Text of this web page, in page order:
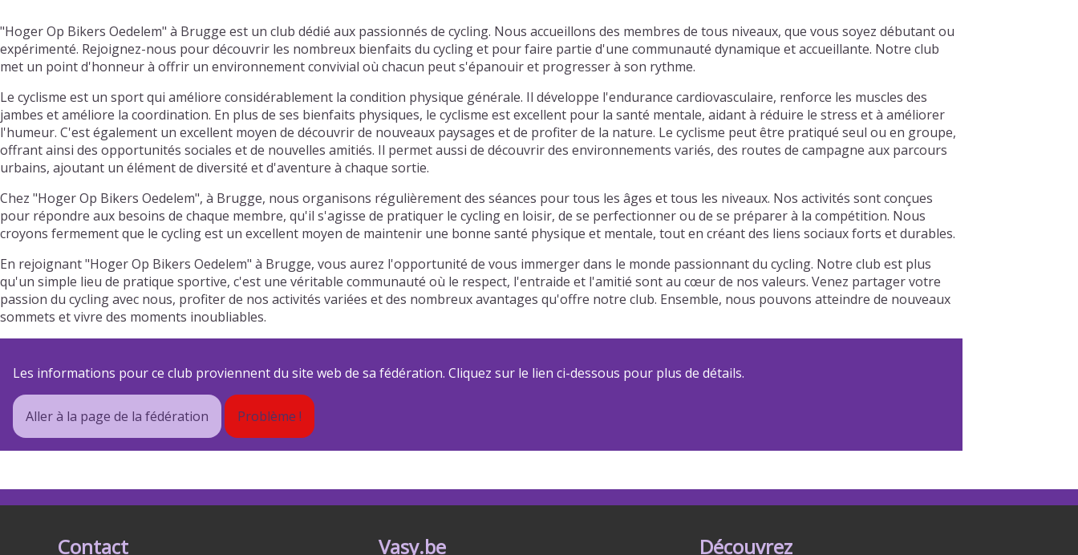
"Hoger Op Bikers Oedelem" à Brugge est un club dédié aux passionnés de cycling. Nous accueillons des membres de tous niveaux, que vous soyez débutant ou
expérimenté. Rejoignez-nous pour découvrir les nombreux bienfaits du cycling et pour faire partie d'une communauté dynamique et accueillante. Notre club
met un point d'honneur à offrir un environnement convivial où chacun peut s'épanouir et progresser à son rythme.
Le cyclisme est un sport qui améliore considérablement la condition physique générale. Il développe l'endurance cardiovasculaire, renforce les muscles des
jambes et améliore la coordination. En plus de ses bienfaits physiques, le cyclisme est excellent pour la santé mentale, aidant à réduire le stress et à améliorer
l'humeur. C'est également un excellent moyen de découvrir de nouveaux paysages et de profiter de la nature. Le cyclisme peut être pratiqué seul ou en groupe,
offrant ainsi des opportunités sociales et de nouvelles amitiés. Il permet aussi de découvrir des environnements variés, des routes de campagne aux parcours
urbains, ajoutant un élément de diversité et d'aventure à chaque sortie.
Chez "Hoger Op Bikers Oedelem", à Brugge, nous organisons régulièrement des séances pour tous les âges et tous les niveaux. Nos activités sont conçues
pour répondre aux besoins de chaque membre, qu'il s'agisse de pratiquer le cycling en loisir, de se perfectionner ou de se préparer à la compétition. Nous
croyons fermement que le cycling est un excellent moyen de maintenir une bonne santé physique et mentale, tout en créant des liens sociaux forts et durables.
En rejoignant "Hoger Op Bikers Oedelem" à Brugge, vous aurez l'opportunité de vous immerger dans le monde passionnant du cycling. Notre club est plus
qu'un simple lieu de pratique sportive, c'est une véritable communauté où le respect, l'entraide et l'amitié sont au cœur de nos valeurs. Venez partager votre
passion du cycling avec nous, profiter de nos activités variées et des nombreux avantages qu'offre notre club. Ensemble, nous pouvons atteindre de nouveaux
sommets et vivre des moments inoubliables.
Les informations pour ce club proviennent du site web de sa fédération. Cliquez sur le lien ci-dessous pour plus de détails.
Aller à la page de la fédération Problème !
Contact Vasy.be Découvrez